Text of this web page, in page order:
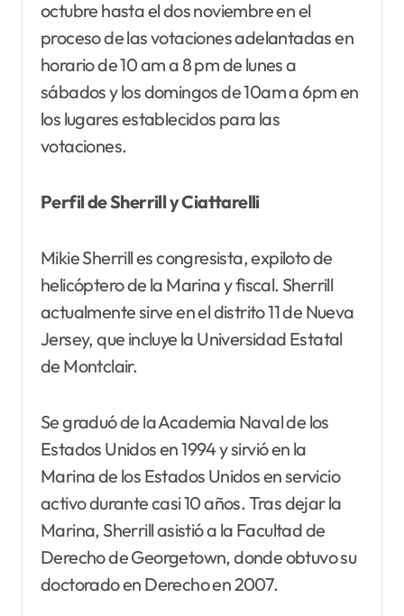
octubre hasta el dos noviembre en el
proceso de las votaciones adelantadas en
horario de 10 am a 8 pm de lunes a
sábados y los domingos de 10am a 6pm en
los lugares establecidos para las
votaciones.
Perfil de Sherrill y Ciattarelli
Mikie Sherrill es congresista, expiloto de
helicóptero de la Marina y fiscal. Sherrill
actualmente sirve en el distrito 11 de Nueva
Jersey, que incluye la Universidad Estatal
de Montclair.
Se graduó de la Academia Naval de los
Estados Unidos en 1994 y sirvió en la
Marina de los Estados Unidos en servicio
activo durante casi 10 años. Tras dejar la
Marina, Sherrill asistió a la Facultad de
Derecho de Georgetown, donde obtuvo su
doctorado en Derecho en 2007.